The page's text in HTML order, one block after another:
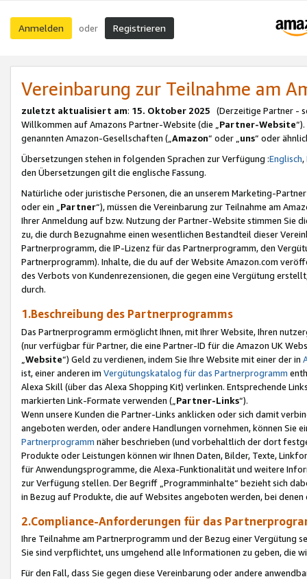
Anmelden oder Registrieren
Vereinbarung zur Teilnahme am
zuletzt aktualisiert am: 15. Oktober 2025 (Derzeitige Partner -
Willkommen auf Amazons Partner-Website (die „Partner-Website
genannten Amazon-Gesellschaften („Amazon“ oder „uns“ oder
Übersetzungen stehen in folgenden Sprachen zur Verfügung :Englisch,
den Übersetzungen gilt die englische Fassung.
Natürliche oder juristische Personen, die an unserem Marketing-
oder ein „Partner“), müssen die Vereinbarung zur Teilnahme am
Ihrer Anmeldung auf bzw. Nutzung der Partner-Website stimmen Sie
zu, die durch Bezugnahme einen wesentlichen Bestandteil dieser
Partnerprogramm, die IP-Lizenz für das Partnerprogramm, den
Partnerprogramm). Inhalte, die du auf der Website Amazon.com
des Verbots von Kundenrezensionen, die gegen eine Vergütung
durch.
1.Beschreibung des Partnerprogramms
Das Partnerprogramm ermöglicht Ihnen, mit Ihrer Website, Ihren
(nur verfügbar für Partner, die eine Partner-ID für die Amazon UK
Website“) Geld zu verdienen, indem Sie Ihre Website mit einer der in
ist, einer anderen im Vergütungskatalog für das Partnerprogramm
Alexa Skill (über das Alexa Shopping Kit) verlinken. Entsprechende
markierten Link-Formate verwenden („ Partner-Links“).
Wenn unsere Kunden die Partner-Links anklicken oder sich damit
angeboten werden, oder andere Handlungen vornehmen, können Sie
Partnerprogramm näher beschrieben (und vorbehaltlich der dort
Produkte oder Leistungen können wir Ihnen Daten, Bilder, Texte,
für Anwendungsprogramme, die Alexa-Funktionalität und weitere
zur Verfügung stellen. Der Begriff „Programminhalte“ bezieht sich
in Bezug auf Produkte, die auf Websites angeboten werden, bei
2.Compliance-Anforderungen für das
Ihre Teilnahme am Partnerprogramm und der Bezug einer Vergütung
Sie sind verpflichtet, uns umgehend alle Informationen zu geben, die
Für den Fall, dass Sie gegen diese Vereinbarung oder andere